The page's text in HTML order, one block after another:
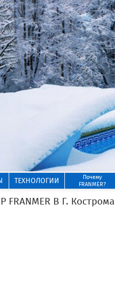
ТЕХНОЛОГИИ
Почему
FRANMER?
В Г. Кострома